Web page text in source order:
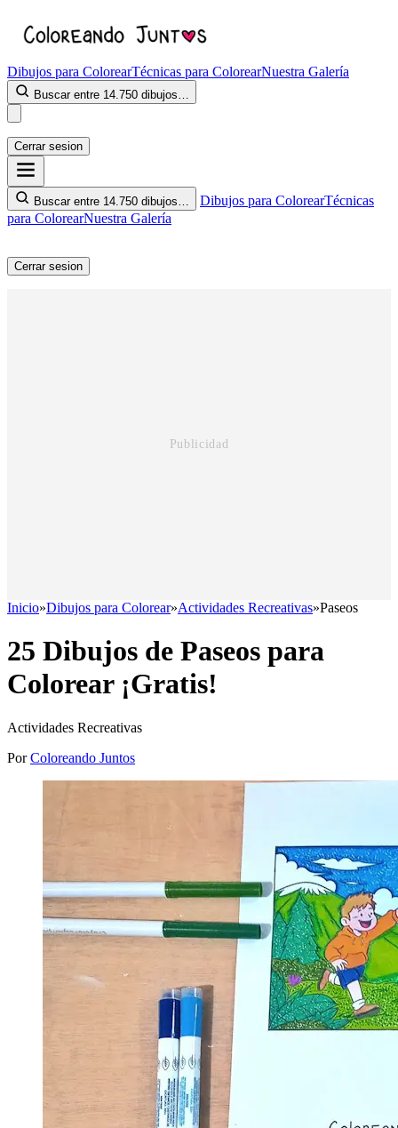
Dibujos para ColorearTécnicas para ColorearNuestra Galería
Buscar entre 14.750 dibujos…
Cerrar sesion
Buscar entre 14.750 dibujos… Dibujos para ColorearTécnicas
para ColorearNuestra Galería
Cerrar sesion
Inicio»Dibujos para Colorear»Actividades Recreativas»Paseos
25 Dibujos de Paseos para
Colorear ¡Gratis!
Actividades Recreativas
PorColoreando Juntos